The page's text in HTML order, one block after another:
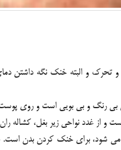
و تحرک و البته خنک نگه داشتن
بي رنگ و بي بويي است و روي
و از غدد نواحي زير بغل، کشاله
مي شود، براي خنک کردن بدن